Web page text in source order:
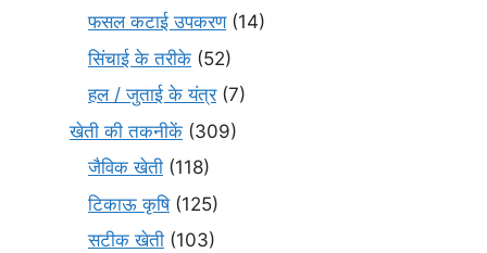
फसल कटाई उपकरण(14)
सिंचाई के तरीके (52)
हल / जुताई के यंत्र(7)
खेती की तकनीकें (309)
जैविक खेती (118)
टिकाऊ कृषि(125)
सटीक खेती (103)